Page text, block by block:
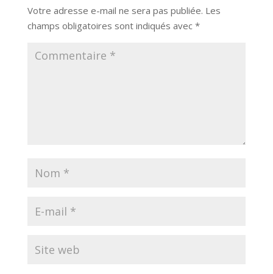
Votre adresse e-mail ne sera pas publiée. Les
champs obligatoires sont indiqués avec *